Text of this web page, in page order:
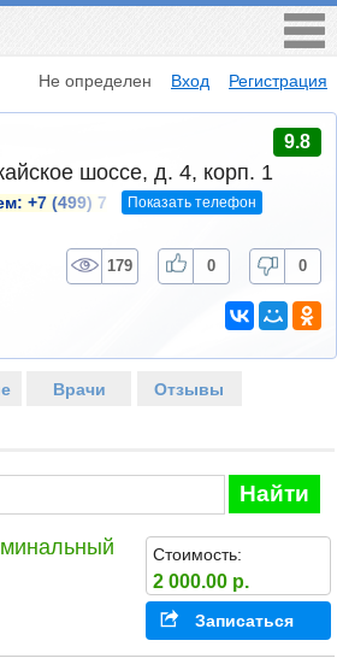
Не определен Вход Регистрация
9.8
шоссе, д. 4, корп. 1
+7 (499) 7 Показать телефон
179 0 0
Врачи Отзывы
Найти
Стоимость:
2 000.00 р.
Записаться